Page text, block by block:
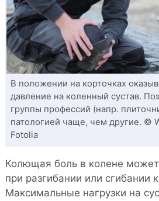
В положении на корточках
давление на коленный сустав.
группы профессий (напр.
патологией чаще, чем другие. ©
Fotolia
Колющая боль в колене может
при разгибании или сгибании
Максимальные нагрузки на